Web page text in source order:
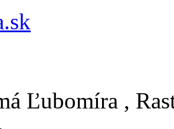
Ľubomíra ,